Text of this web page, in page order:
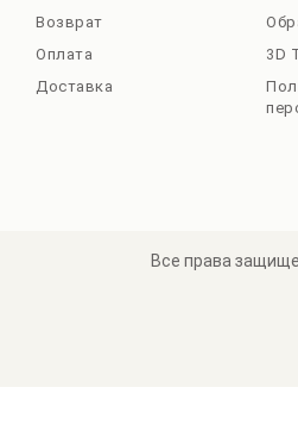
Возврат
Оплата
Доставка
3D
Все права